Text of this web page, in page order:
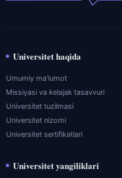
Universitet haqida
Umumiy ma'lumot
Missiyasi va kelajak tasavvuri
Universitet tuzilmasi
Universitet nizomi
Universitet sertifikatlari
Universitet yangiliklari